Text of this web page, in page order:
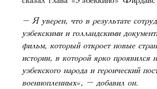
– Я уверен, что в результате
узбекскими и голландскими
фильм, который откроет новые
истории, в которой ярко проявился
узбекского народа и героический
военнопленных», – добавил он.